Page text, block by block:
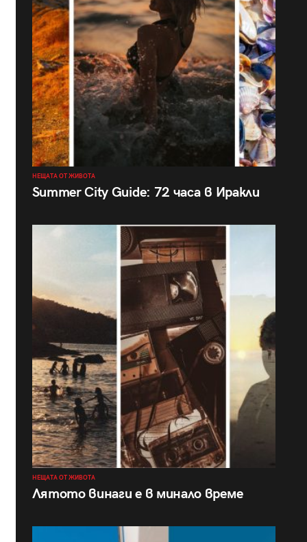
НЕЩАТА ОТ ЖИВОТА
Summer City Guide: 72 часа в Иракли
НЕЩАТА ОТ ЖИВОТА
Лятото винаги е в минало време